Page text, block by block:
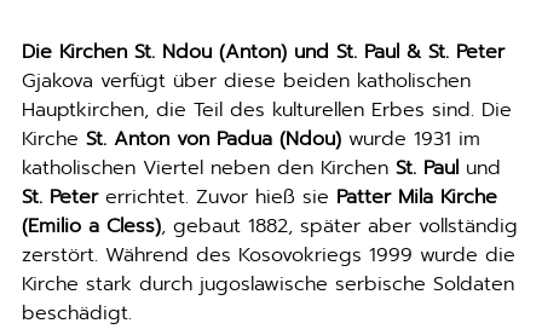
Die Kirchen St. Ndou (Anton) und St. Paul & St. Peter
Gjakova verfügt über diese beiden katholischen
Hauptkirchen, die Teil des kulturellen Erbes sind. Die
Kirche St. Anton von Padua (Ndou)wurde 1931 im
katholischen Viertel neben den Kirchen St. Paulund
St. Petererrichtet. Zuvor hieß sie Patter Mila Kirche
(Emilio a Cless), gebaut 1882, später aber vollständig
zerstört. Während des Kosovokriegs 1999 wurde die
Kirche stark durch jugoslawische serbische Soldaten
beschädigt.